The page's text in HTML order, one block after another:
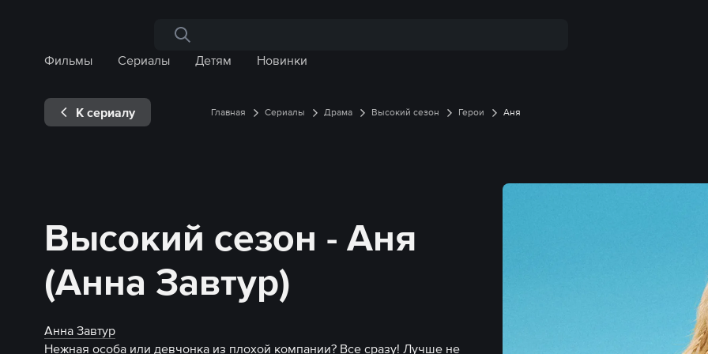
Поиск по сайту
Фильмы
Сериалы Детям Новинки
К сериалу Главная Сериалы Драма Высокий сезон Герои Аня
Высокий сезон - Аня
(Анна Завтур)
Анна Завтур
Нежная особа или девчонка из плохой компании? Все сразу! Лучше не